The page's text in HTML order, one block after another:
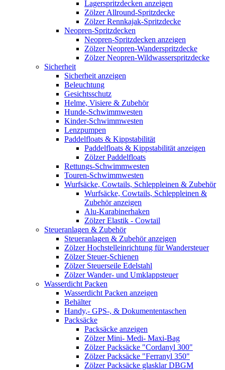
Lagerspritzdecken anzeigen
Zölzer Allround-Spritzdecke
Zölzer Rennkajak-Spritzdecke
Neopren-Spritzdecken
Neopren-Spritzdecken anzeigen
Zölzer Neopren-Wanderspritzdecke
Zölzer Neopren-Wildwasserspritzdecke
Sicherheit
Sicherheit anzeigen
Beleuchtung
Gesichtsschutz
Helme, Visiere & Zubehör
Hunde-Schwimmwesten
Kinder-Schwimmwesten
Lenzpumpen
Paddelfloats & Kippstabilität
Paddelfloats & Kippstabilität anzeigen
Zölzer Paddelfloats
Rettungs-Schwimmwesten
Touren-Schwimmwesten
Wurfsäcke, Cowtails, Schleppleinen & Zubehör
Wurfsäcke, Cowtails, Schleppleinen &
Zubehör anzeigen
Alu-Karabinerhaken
Zölzer Elastik - Cowtail
Steueranlagen & Zubehör
Steueranlagen & Zubehör anzeigen
Zölzer Hochstelleinrichtung für Wandersteuer
Zölzer Steuer-Schienen
Zölzer Steuerseile Edelstahl
Zölzer Wander- und Umklappsteuer
Wasserdicht Packen
Wasserdicht Packen anzeigen
Behälter
Handy,- GPS-, & Dokumententaschen
Packsäcke
Packsäcke anzeigen
Zölzer Mini- Medi- Maxi-Bag
Zölzer Packsäcke "Cordanyl 300"
Zölzer Packsäcke "Ferranyl 350"
Zölzer Packsäcke glasklar DBGM